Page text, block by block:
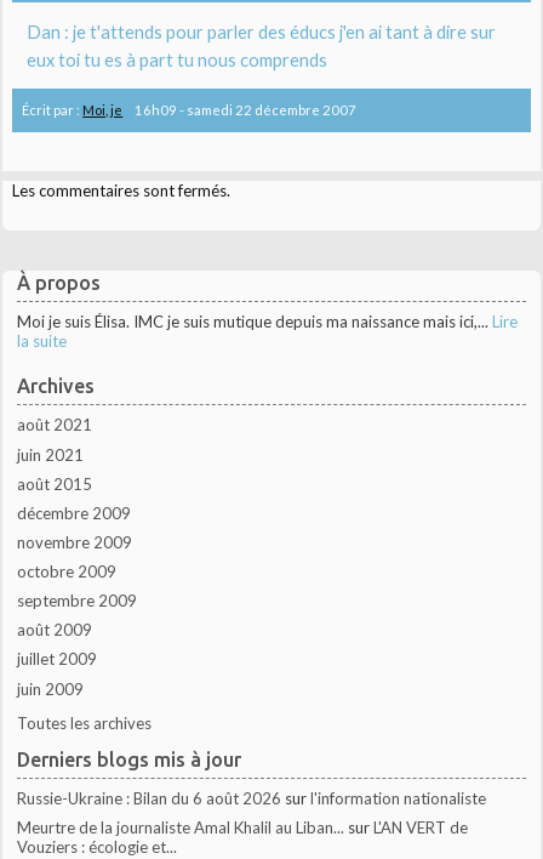
Dan : je t'attends pour parler des éducs j'en ai tant à dire sur
eux toi tu es à part tu nous comprends
Écrit par : Moi, je 16h09 - samedi 22 décembre 2007
Les commentaires sont fermés.
À propos
Moi je suis Élisa. IMC je suis mutique depuis ma naissance mais ici,... Lire
la suite
Archives
août 2021
juin 2021
août 2015
décembre 2009
novembre 2009
octobre 2009
septembre 2009
août 2009
juillet 2009
juin 2009
Toutes les archives
Derniers blogs mis à jour
Russie-Ukraine : Bilan du 6 août 2026 surl'information nationaliste
Meurtre de la journaliste Amal Khalil au Liban... surL'AN VERT de
Vouziers : écologie et...